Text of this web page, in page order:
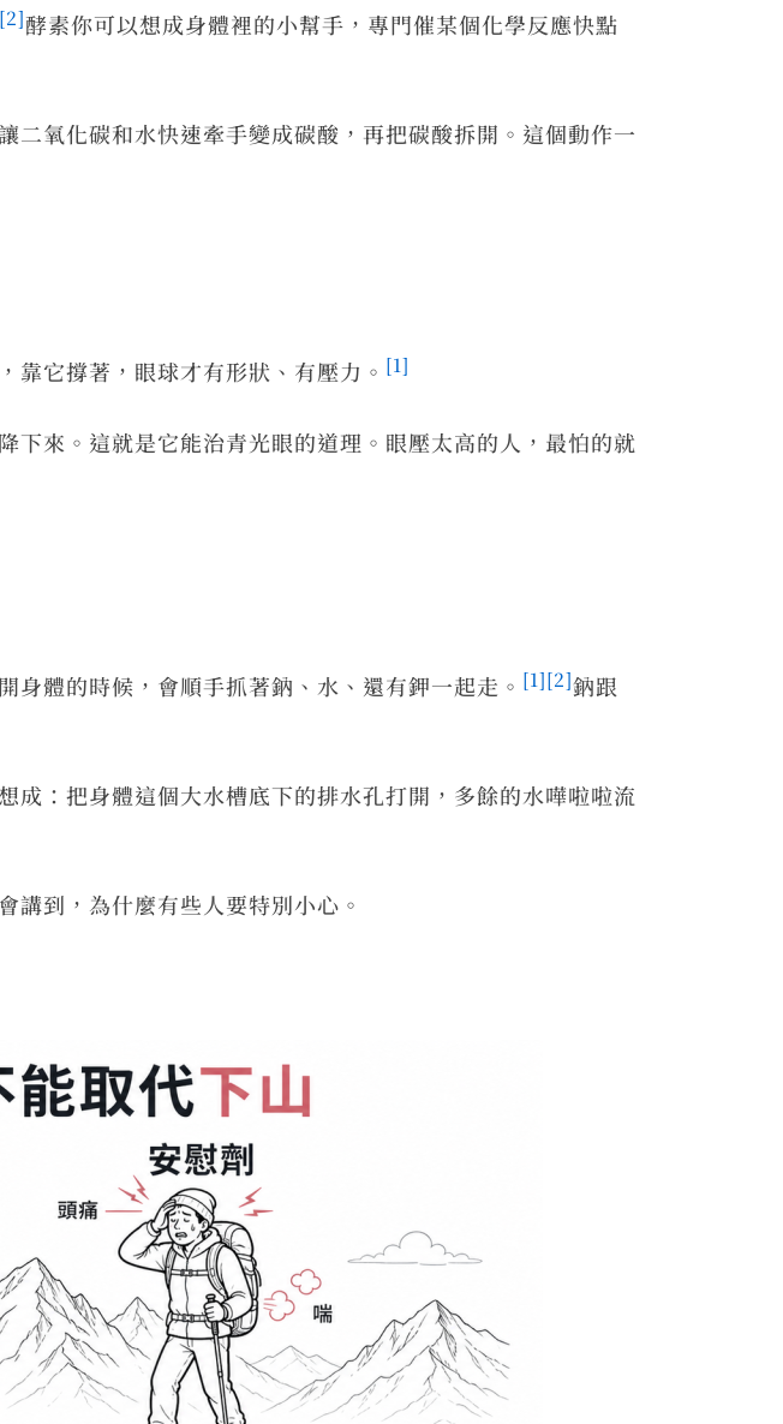
[2]酵素你可以想成身體裡的小幫手，專門催某個化學反應快點
氧化碳和水快速牽手變成碳酸，再把碳酸拆開。這個動作一
靠它撐著，眼球才有形狀、有壓力。 [1]
來。這就是它能治青光眼的道理。眼壓太高的人，最怕的就
體的時候，會順手抓著鈉、水、還有鉀一起走。 [1][2]鈉跟
：把身體這個大水槽底下的排水孔打開，多餘的水嘩啦啦流
講到，為什麼有些人要特別小心。